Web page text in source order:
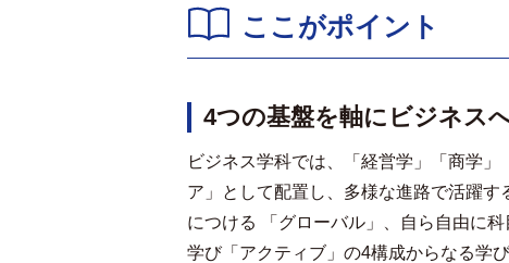
ここがポイント
4つの基盤を軸にビジネス
ビジネス学科では、「経営学」「商学
ア」として配置し、多様な進路で活躍
につける 「グローバル」、自ら自由に
学び「アクティブ」の4構成からなる学